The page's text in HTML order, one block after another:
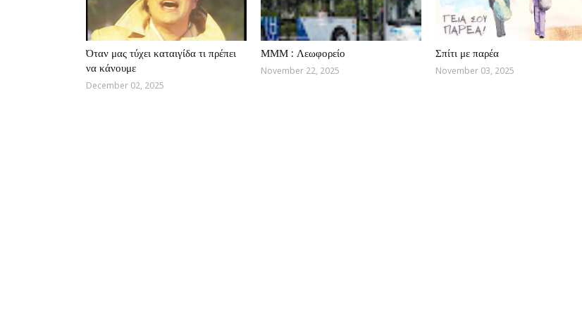
Όταν μας τύχει καταιγίδα τι πρέπει
να κάνουμε
December 02, 2025
ΜΜΜ : Λεωφορείο
November 22, 2025
Σπίτι με παρέα
November 03, 2025